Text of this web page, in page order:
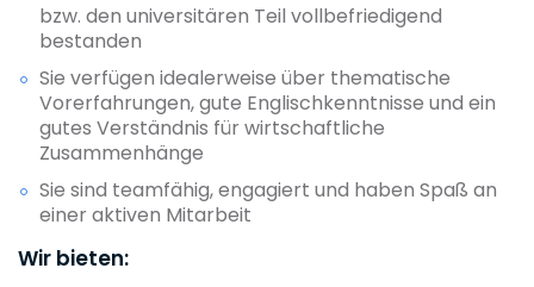
bzw. den universitären Teil vollbefriedigend
bestanden
Sie verfügen idealerweise über thematische
Vorerfahrungen, gute Englischkenntnisse und ein
gutes Verständnis für wirtschaftliche
Zusammenhänge
Sie sind teamfähig, engagiert und haben Spaß an
einer aktiven Mitarbeit
Wir bieten: